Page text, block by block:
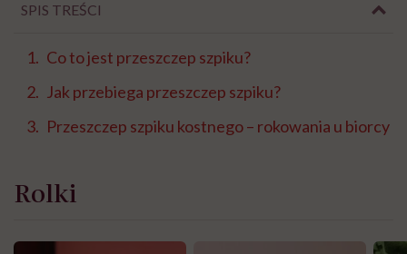
SPIS TREŚCI
Co to jest przeszczep szpiku?
Jak przebiega przeszczep szpiku?
Przeszczep szpiku kostnego – rokowania u biorcy
Rolki